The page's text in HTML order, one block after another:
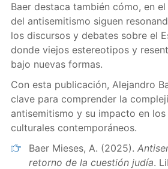
Baer destaca también cómo, en
del antisemitismo siguen
los discursos y debates sobre el
donde viejos estereotipos y
bajo nuevas formas.
Con esta publicación, Alejandro
clave para comprender la
antisemitismo y su impacto en
culturales contemporáneos.
Baer Mieses, A. (2025).
retorno de la cuestión judía.